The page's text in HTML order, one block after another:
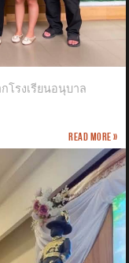
โรงเรียนอนุบาล
Read more »